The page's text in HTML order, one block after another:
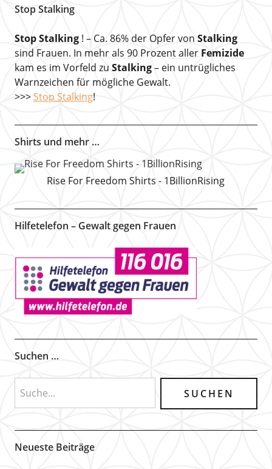
Stop Stalking
Stop Stalking! – Ca. 86% der Opfer von Stalking
sind Frauen. In mehr als 90 Prozent aller Femizide
kam es im Vorfeld zu Stalking– ein untrügliches
Warnzeichen für mögliche Gewalt.
>>> Stop Stalking!
Shirts und mehr …
Rise For Freedom Shirts - 1BillionRising
Hilfetelefon – Gewalt gegen Frauen
Suchen …
Neueste Beiträge